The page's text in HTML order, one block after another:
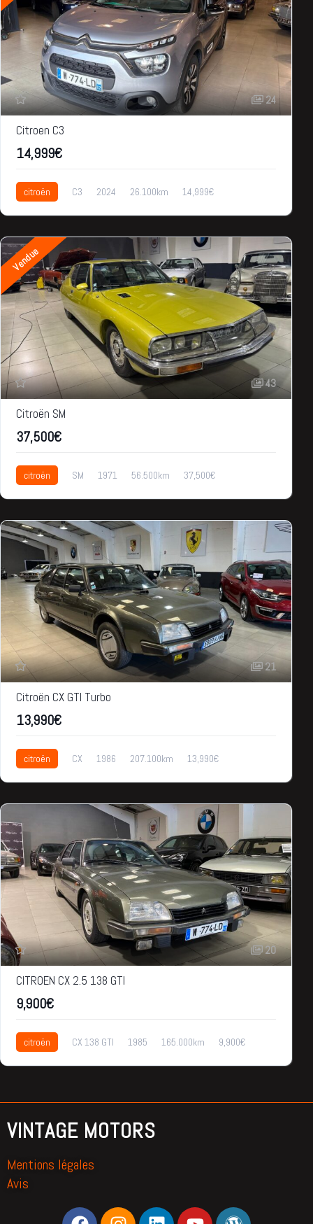
24
Citroen C3
14,999€
citroën C3 2024 26.100km 14,999€
Vendue
43
Citroën SM
37,500€
citroën SM 1971 56.500km 37,500€
21
Citroën CX GTI Turbo
13,990€
citroën CX 1986 207.100km 13,990€
20
CITROEN CX 2.5 138 GTI
9,900€
citroën CX 138 GTI 1985 165.000km 9,900€
VINTAGE MOTORS
Mentions légales
Avis